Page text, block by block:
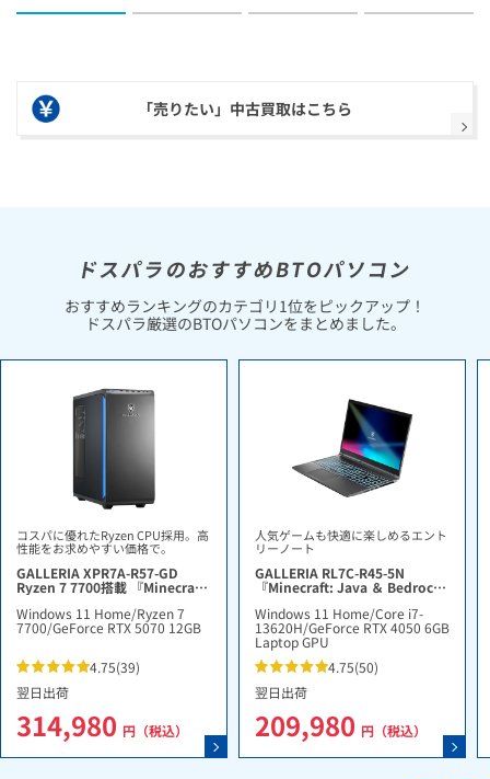
「売りたい」中古買取はこちら
ドスパラのおすすめBTOパソコン
おすすめランキングのカテゴリ1位をピックアップ！
ドスパラ厳選のBTOパソコンをまとめました。
コスパに優れたRyzen CPU採用。高
性能をお求めやすい価格で。
GALLERIA XPR7A-R57-GD
Ryzen 7 7700搭載 『Minecraft:
Java ＆ Bedrock Edition for
PC、PC Game Pass同梱版』
Windows 11 Home/Ryzen 7
7700/GeForce RTX 5070 12GB
4.75(39)
翌日出荷
314,980 円（税込）
人気ゲームも快適に楽しめるエント
リーノート
GALLERIA RL7C-R45-5N
『Minecraft: Java ＆ Bedrock
Pass同梱版』
Windows 11 Home/Core i7-
13620H/GeForce RTX 4050 6GB
Laptop GPU
4.75(50)
翌日出荷
209,980 円（税込）